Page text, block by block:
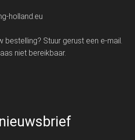
holland.eu
bestelling? Stuur gerust een e-mail.
niet bereikbaar.